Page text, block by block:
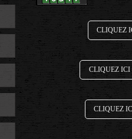
CLIQUEZ
CLIQUEZ ICI
CLIQUEZ